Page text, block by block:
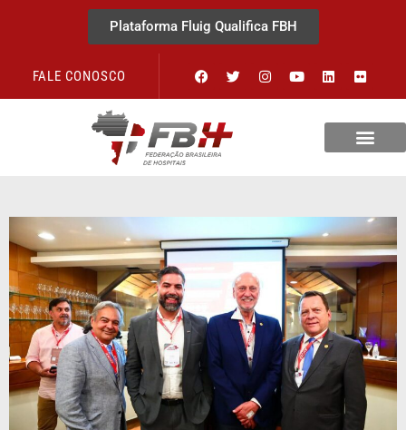
Plataforma Fluig Qualifica FBH
FALE CONOSCO